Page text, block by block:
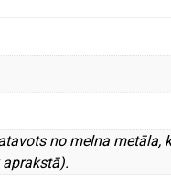
no melna metāla,